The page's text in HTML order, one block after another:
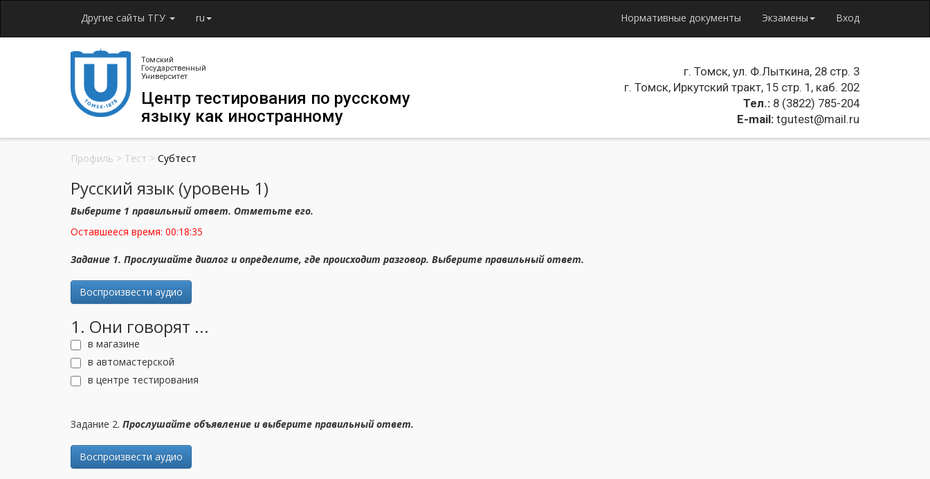
Другие сайты ТГУ ru Нормативные документы Экзамены Вход
Томский
Государственный
Университет
Центр тестирования по русскому
языку как иностранному
г. Томск, ул. Ф.Лыткина, 28 стр. 3
г. Томск, Иркутский тракт, 15 стр. 1, каб. 202
Тел.: 8 (3822) 785-204
E-mail: tgutest@mail.ru
Профиль > Тест > Субтест
Русский язык (уровень 1)
Выберите 1 правильный ответ. Отметьте его.
Оставшееся время: 00:18:34
Задание 1. Прослушайте диалог и определите, где происходит разговор. Выберите правильный ответ.
Воспроизвести аудио
1. Они говорят ...
в магазине
в автомастерской
в центре тестирования
Задание 2. Прослушайте объявление и выберите правильный ответ.
Воспроизвести аудио